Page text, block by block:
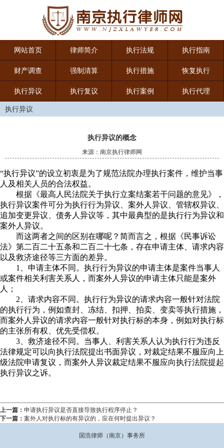
网站首页 律师简介 执行法规 执行指南
财产调查 强制清算 执行措施 恢复执行
执行异议 执行复议 执行案例 执行代理
执行异议
执行异议的概念
来源：南京执行律师网
“执行异议”的设立初衷是为了规范法院办理执行案件，维护当事
人及相关人员的合法权益。
根据《最高人民法院关于执行立案结案若干问题的意见》，
执行异议案件可分为执行行为异议、案外人异议、管辖权异议、
追加变更异议、债务人异议等，其中最典型的是执行行为异议和
案外人异议。
而这两者之间的区别在哪呢？简而言之，根据《民事诉讼
法》第二百二十五条和二百二十七条，存在申请主体、请求内容
以及救济途径等三方面的差异。
1、申请主体不同。执行行为异议的申请主体是案件当事人
或案件相关利害关系人，而案外人异议的申请主体只能是案外
人；
2、请求内容不同。执行行为异议的请求内容一般针对法院
的执行行为，例如查封、冻结、扣押、拍卖、变卖等执行措施，
而案外人异议的请求内容一般针对执行标的本身，例如对执行标
的主张所有权、优先受偿权。
3、救济途径不同。当事人、利害关系人认为执行行为违反
法律规定可以向执行法院提出书面异议，对裁定结果不服应向上
级法院申请复议，而案外人异议裁定结果不服应向执行法院提起
执行异议之诉。
上一篇： 申请执行异议是否直接导致执行程序停止？
下一篇： 案外人对执行标的有异议的，应在何时提出异议？
国浩律师（南京）事务所